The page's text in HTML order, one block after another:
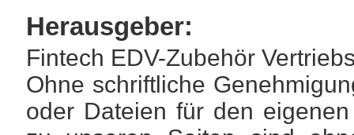
Herausgeber:
Fintech EDV-Zubehör
Ohne schriftliche
oder Dateien für den